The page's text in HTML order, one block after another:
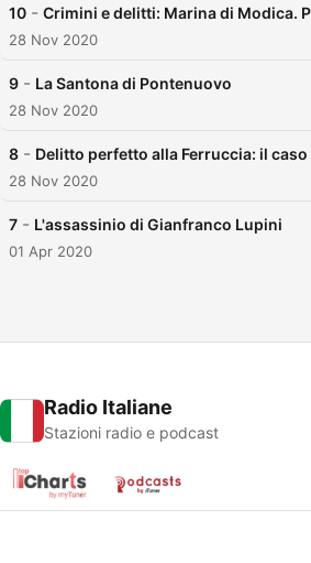
10 - Crimini e delitti: Marina di Modica.
28 Nov 2020
9 - La Santona di Pontenuovo
28 Nov 2020
8 - Delitto perfetto alla Ferruccia: il caso
28 Nov 2020
7 - L'assassinio di Gianfranco Lupini
01 Apr 2020
Radio Italiane
Stazioni radio e podcast